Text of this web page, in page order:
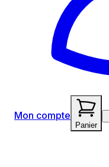
Mon compte
Panier